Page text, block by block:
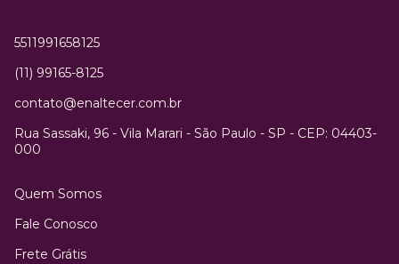
5511991658125
(11) 99165-8125
contato@enaltecer.com.br
Rua Sassaki, 96 - Vila Marari - São Paulo - SP - CEP: 04403-
000
Quem Somos
Fale Conosco
Frete Grátis